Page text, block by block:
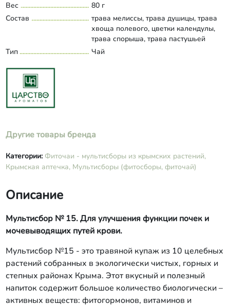
Вес
80 г
Состав
трава мелиссы, трава душицы, трава
хвоща полевого, цветки календулы,
трава спорыша, трава пастушьей
сумки, лист толокнянки, лист
Тип Чай
Другие товары бренда
Категории: Фиточаи - мультисборы из крымских растений,
Крымская аптечка, Мультисборы (фитосборы, фиточай)
Описание
Мультисбор № 15. Для улучшения функции почек и
мочевыводящих путей крови.
Мультисбор №15 - это травяной купаж из 10 целебных
растений собранных в экологически чистых, горных и
степных районах Крыма. Этот вкусный и полезный
напиток содержит большое количество биологически –
активных веществ: фитогормонов, витаминов и